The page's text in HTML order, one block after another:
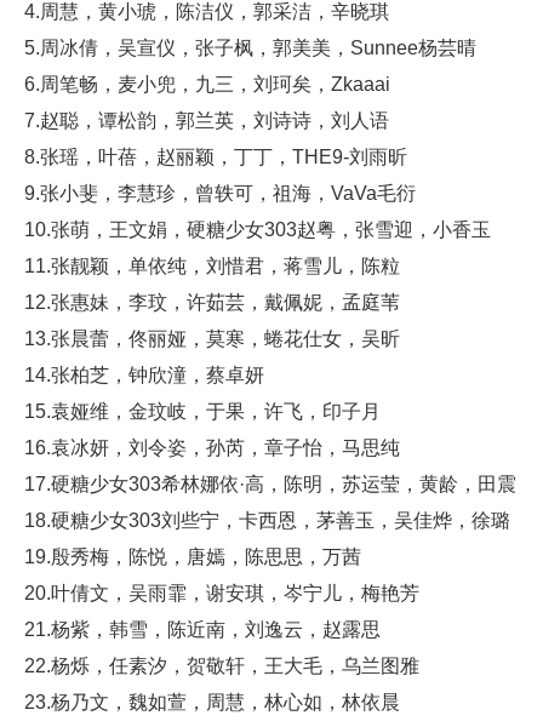
4.周慧，黄小琥，陈洁仪，郭采洁，辛晓琪
5.周冰倩，吴宣仪，张子枫，郭美美，Sunnee杨芸晴
6.周笔畅，麦小兜，九三，刘珂矣，Zkaaai
7.赵聪，谭松韵，郭兰英，刘诗诗，刘人语
8.张瑶，叶蓓，赵丽颖，丁丁，THE9-刘雨昕
9.张小斐，李慧珍，曾轶可，祖海，VaVa毛衍
10.张萌，王文娟，硬糖少女303赵粤，张雪迎，小香玉
11.张靓颖，单依纯，刘惜君，蒋雪儿，陈粒
12.张惠妹，李玟，许茹芸，戴佩妮，孟庭苇
13.张晨蕾，佟丽娅，莫寒，蜷花仕女，吴昕
14.张柏芝，钟欣潼，蔡卓妍
15.袁娅维，金玟岐，于果，许飞，印子月
16.袁冰妍，刘令姿，孙芮，章子怡，马思纯
17.硬糖少女303希林娜依·高，陈明，苏运莹，黄龄，田震
18.硬糖少女303刘些宁，卡西恩，茅善玉，吴佳烨，徐璐
19.殷秀梅，陈悦，唐嫣，陈思思，万茜
20.叶倩文，吴雨霏，谢安琪，岑宁儿，梅艳芳
21.杨紫，韩雪，陈近南，刘逸云，赵露思
22.杨烁，任素汐，贺敬轩，王大毛，乌兰图雅
23.杨乃文，魏如萱，周慧，林心如，林依晨